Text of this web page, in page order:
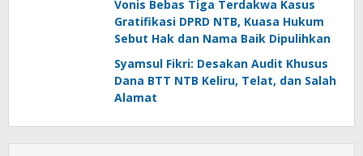
Vonis Bebas Tiga Terdakwa Kasus
Gratifikasi DPRD NTB, Kuasa Hukum
Sebut Hak dan Nama Baik Dipulihkan
Syamsul Fikri: Desakan Audit Khusus
Dana BTT NTB Keliru, Telat, dan Salah
Alamat